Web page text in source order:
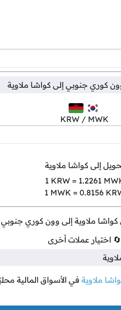
كوري جنوبي إلى كواشا ملاوية
KRW / MWK
إلى كواشا ملاوية
1 KRW = 1.2261
1 MWK = 0.8156
ملاوية إلى وون كوري جنوبي
🔄 اختيار عملات أخرى
ملاوية في الأسواق المالية